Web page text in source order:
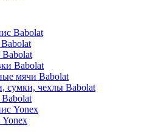
Babolat
Babolat
Babolat
мячи Babolat
сумки, чехлы Babolat
Yonex
Yonex